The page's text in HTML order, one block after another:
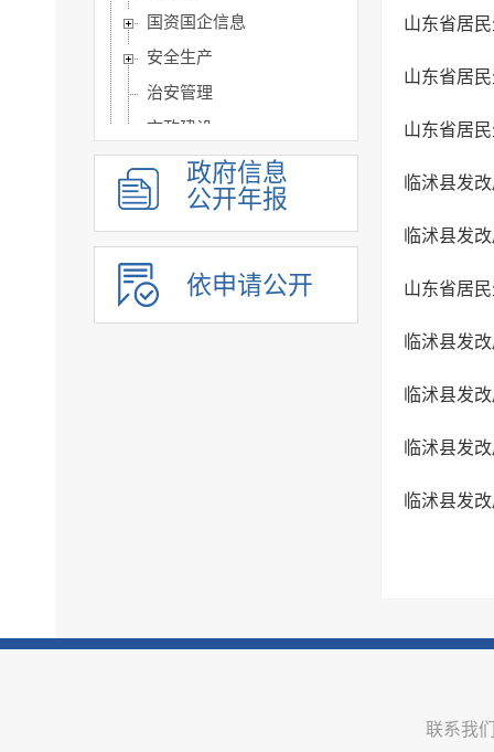
国资国企信息
安全生产
治安管理
市政建设
涉农补贴
乡村振兴
人事信息
建议提案办理
政务公开保障机制
政府信息
公开年报
依申请公开
山东省居
山东省居
山东省居
临沭县发
临沭县发
山东省居
临沭县发
临沭县发
临沭县发
临沭县发
联系我